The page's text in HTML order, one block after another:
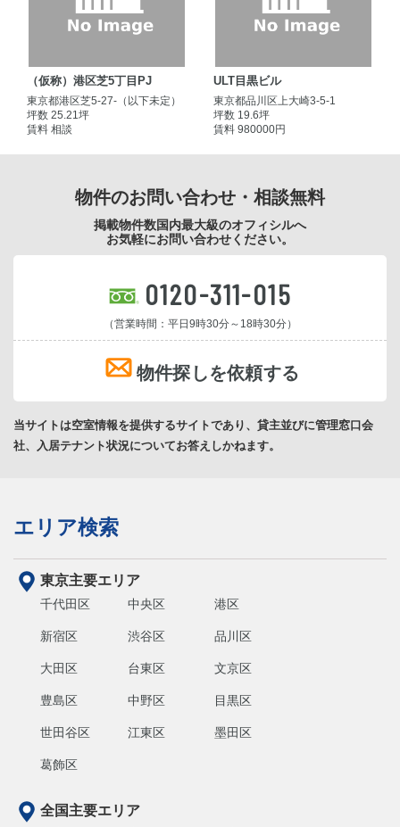
（仮称）港区芝5丁目PJ
東京都港区芝5-27-（以下未定）
坪数 25.21坪
賃料 相談
ULT目黒ビル
東京都品川区上大崎3-5-1
坪数 19.6坪
賃料 980000円
物件のお問い合わせ・相談無料
掲載物件数国内最大級のオフィシルへ
お気軽にお問い合わせください。
0120-311-015
（営業時間：平日9時30分～18時30分）
物件探しを依頼する
当サイトは空室情報を提供するサイトであり、貸主並びに管理窓口会
社、入居テナント状況についてお答えしかねます。
エリア検索
東京主要エリア
千代田区 中央区 港区
新宿区 渋谷区 品川区
大田区 台東区 文京区
豊島区 中野区 目黒区
世田谷区 江東区 墨田区
葛飾区
全国主要エリア